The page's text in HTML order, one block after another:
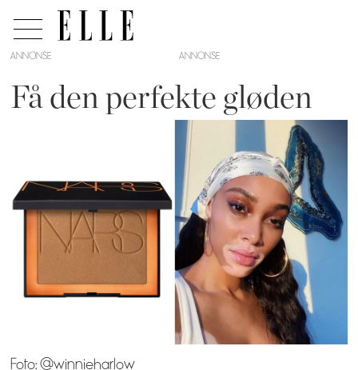
ANNONSE
Få den perfekte gløden
Foto: @winnieharlow